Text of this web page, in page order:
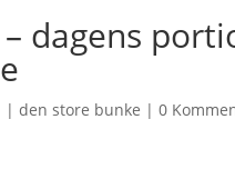
dagens
| den store bunke | 0